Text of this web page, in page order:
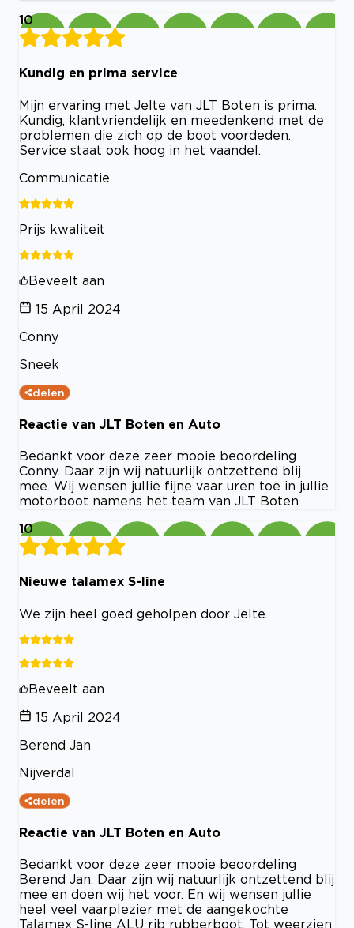
10
Kundig en prima service
Mijn ervaring met Jelte van JLT Boten is prima.
Kundig, klantvriendelijk en meedenkend met de
problemen die zich op de boot voordeden.
Service staat ook hoog in het vaandel.
Communicatie
Prijs kwaliteit
Beveelt aan
15 April 2024
Conny
Sneek
delen
Reactie van JLT Boten en Auto
Bedankt voor deze zeer mooie beoordeling
Conny. Daar zijn wij natuurlijk ontzettend blij
mee. Wij wensen jullie fijne vaar uren toe in jullie
motorboot namens het team van JLT Boten
10
Nieuwe talamex S-line
We zijn heel goed geholpen door Jelte.
Beveelt aan
15 April 2024
Berend Jan
Nijverdal
delen
Reactie van JLT Boten en Auto
Bedankt voor deze zeer mooie beoordeling
Berend Jan. Daar zijn wij natuurlijk ontzettend blij
mee en doen wij het voor. En wij wensen jullie
heel veel vaarplezier met de aangekochte
Talamex S-line ALU rib rubberboot. Tot weerzien